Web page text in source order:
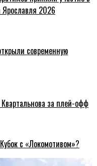
2026
современную
за плей-офф
с «Локомотивом»?